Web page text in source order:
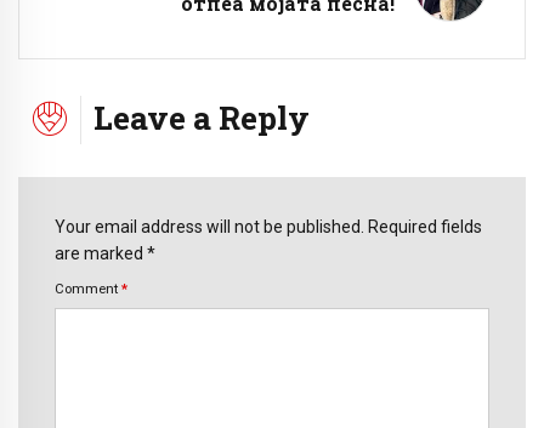
Leave a Reply
Your email address will not be published. Required fields
are marked *
Comment *